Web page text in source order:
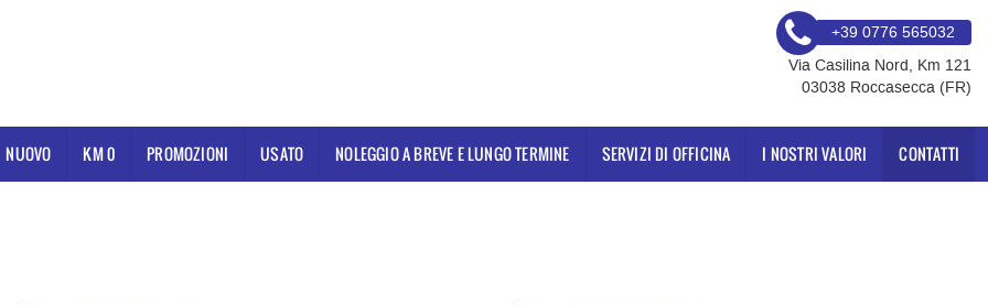
+39 0776 565032
Via Casilina Nord, Km 121
03038 Roccasecca (FR)
NUOVO KM 0 PROMOZIONI USATO NOLEGGIO A BREVE E LUNGO TERMINE SERVIZI DI OFFICINA I NOSTRI VALORI CONTATTI